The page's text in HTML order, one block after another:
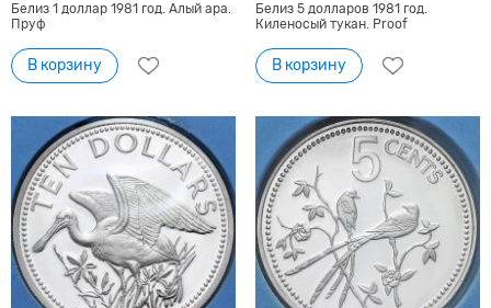
Белиз 1 доллар 1981 год. Алый ара.
Пруф
В корзину
Белиз 5 долларов 1981 год.
Киленосый тукан. Proof
В корзину